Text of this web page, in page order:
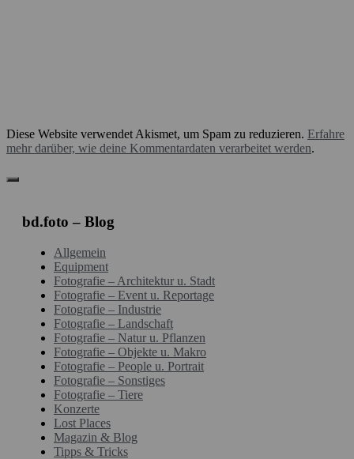
Diese Website verwendet Akismet, um Spam zu reduzieren. Erfahre
mehr darüber, wie deine Kommentardaten verarbeitet werden.
bd.foto – Blog
Allgemein
Equipment
Fotografie – Architektur u. Stadt
Fotografie – Event u. Reportage
Fotografie – Industrie
Fotografie – Landschaft
Fotografie – Natur u. Pflanzen
Fotografie – Objekte u. Makro
Fotografie – People u. Portrait
Fotografie – Sonstiges
Fotografie – Tiere
Konzerte
Lost Places
Magazin & Blog
Tipps & Tricks